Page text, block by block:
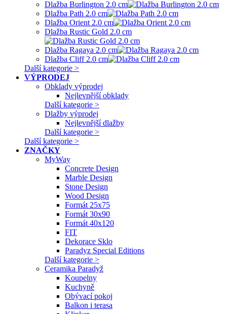
Dlažba Burlington 2.0 cm
Dlažba Path 2.0 cm
Dlažba Orient 2.0 cm
Dlažba Rustic Gold 2.0 cm
Dlažba Ragaya 2.0 cm
Dlažba Cliff 2.0 cm
Další kategorie >
VÝPRODEJ
Obklady výprodej
Nejlevnější obklady
Další kategorie >
Dlažby výprodej
Nejlevnější dlažby
Další kategorie >
Další kategorie >
ZNAČKY
MyWay
Concrete Design
Marble Design
Stone Design
Wood Design
Formát 25x75
Formát 30x90
Formát 40x120
FIT
Dekorace Sklo
Paradyz Special Editions
Další kategorie >
Ceramika Paradyž
Koupelny
Kuchyně
Obývací pokoj
Balkon i terasa